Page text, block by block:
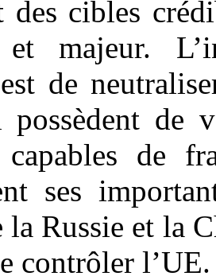
des cibles
et majeur.
de
de
capables de
ses
la Russie et la
contrôler l’UE.